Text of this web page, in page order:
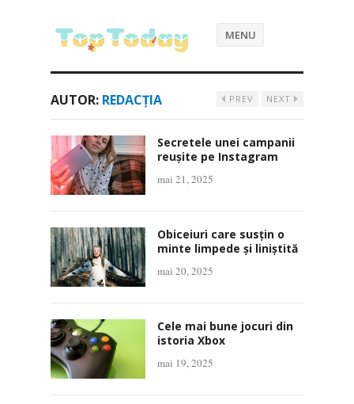
MENU
AUTOR: REDACȚIA PREV NEXT
Secretele unei campanii
reușite pe Instagram
mai 21, 2025
Obiceiuri care susțin o
minte limpede și liniștită
mai 20, 2025
Cele mai bune jocuri din
istoria Xbox
mai 19, 2025